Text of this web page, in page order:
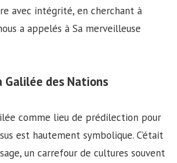
avec intégrité, en cherchant à
a appelés à Sa merveilleuse
Galilée des Nations
comme lieu de prédilection pour
est hautement symbolique. C’était
un carrefour de cultures souvent